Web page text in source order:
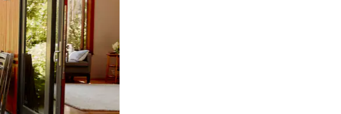
kao i dodirom ili prelaskom prstom po zaslonu.